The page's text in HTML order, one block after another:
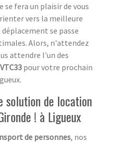
se fera un plaisir de vous
vers la meilleure
se passe
Alors, n'attendez
attendre l'un des
pour votre prochain
solution de location
! à Ligueux
de personnes, nos